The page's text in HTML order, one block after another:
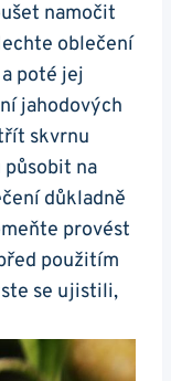
namočit
oblečení
poté jej
​jahodových
skvrnu
působit na
důkladně
provést
použitím
se ujistili,